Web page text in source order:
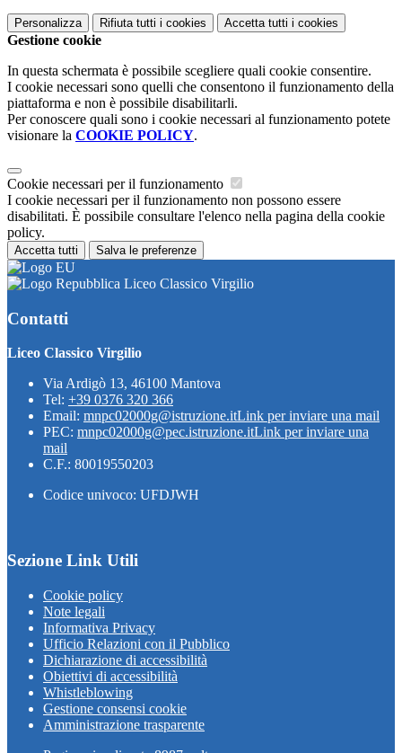
Personalizza Rifiuta tutti i cookies Accetta tutti i cookies
Gestione cookie
In questa schermata è possibile scegliere quali cookie consentire.
I cookie necessari sono quelli che consentono il funzionamento della
piattaforma e non è possibile disabilitarli.
Per conoscere quali sono i cookie necessari al funzionamento potete
visionare la COOKIE POLICY.
Cookie necessari per il funzionamento
I cookie necessari per il funzionamento non possono essere
disabilitati. È possibile consultare l'elenco nella pagina della cookie
policy.
Accetta tutti Salva le preferenze
Liceo Classico Virgilio
Contatti
Liceo Classico Virgilio
Via Ardigò 13, 46100 Mantova
Tel: +39 0376 320 366
Email: mnpc02000g@istruzione.itLink per inviare una mail
PEC: mnpc02000g@pec.istruzione.itLink per inviare una
mail
C.F.: 80019550203
Codice univoco: UFDJWH
Sezione Link Utili
Cookie policy
Note legali
Informativa Privacy
Ufficio Relazioni con il Pubblico
Dichiarazione di accessibilità
Obiettivi di accessibilità
Whistleblowing
Gestione consensi cookie
Amministrazione trasparente